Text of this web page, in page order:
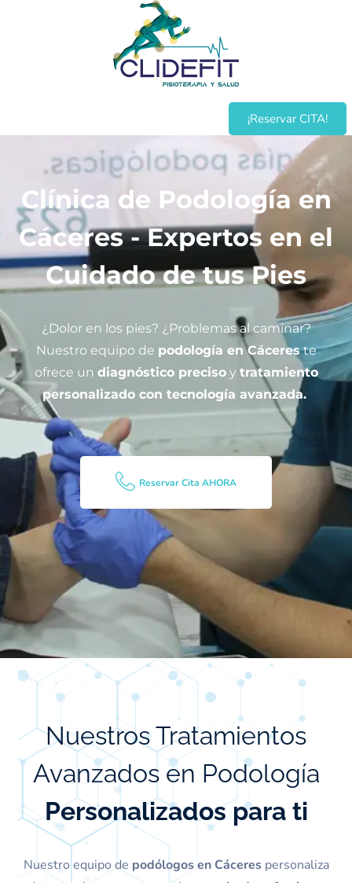
¡Reservar CITA!
Clínica de Podología en
Cáceres - Expertos en el
Cuidado de tus Pies
¿Dolor en los pies? ¿Problemas al caminar?
Nuestro equipo de podología en Cácereste
ofrece un diagnóstico precisoy tratamiento
personalizado con tecnología avanzada.
Reservar Cita AHORA
Nuestros Tratamientos
Avanzados en Podología
Personalizados para ti
Nuestro equipo de podólogos en Cácerespersonaliza